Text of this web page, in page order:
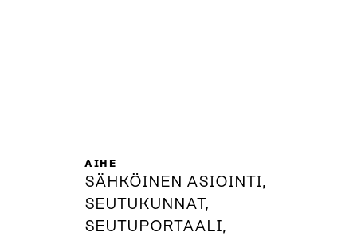
AIHE
SÄHKÖINEN ASIOINTI,
SEUTUKUNNAT,
SEUTUPORTAALI,